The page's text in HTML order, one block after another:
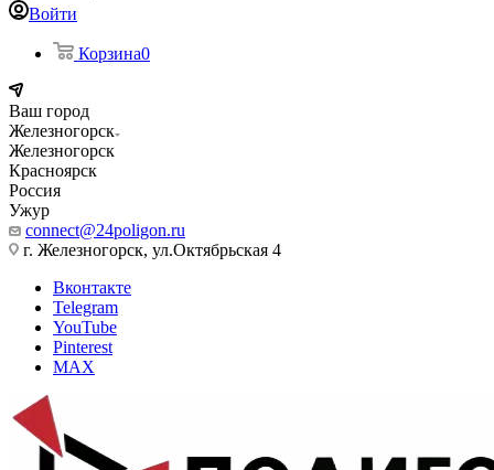
Войти
Корзина0
Ваш город
Железногорск
Железногорск
Красноярск
Россия
Ужур
connect@24poligon.ru
г. Железногорск, ул.Октябрьская 4
Вконтакте
Telegram
YouTube
Pinterest
MAX